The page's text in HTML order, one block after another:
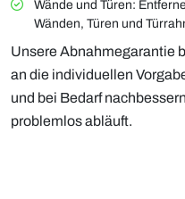
Wände und Türen:
Wänden, Türen und
Unsere Abnahmegarantie
an die individuellen
und bei Bedarf
problemlos abläuft.